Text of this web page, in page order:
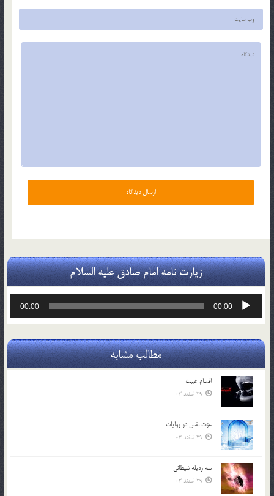
زیارت نامه امام صادق علیه السلام
پخش‌کننده
00:00
00:00
مطالب مشابه
اقسام غيبت
29 اسفند 03
عزت نفس در روايات
29 اسفند 03
سه رذیله شیطانی
29 اسفند 03